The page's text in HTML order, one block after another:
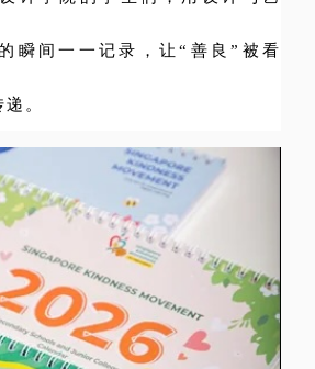
瞬间一一记录，让“善良”被看
。